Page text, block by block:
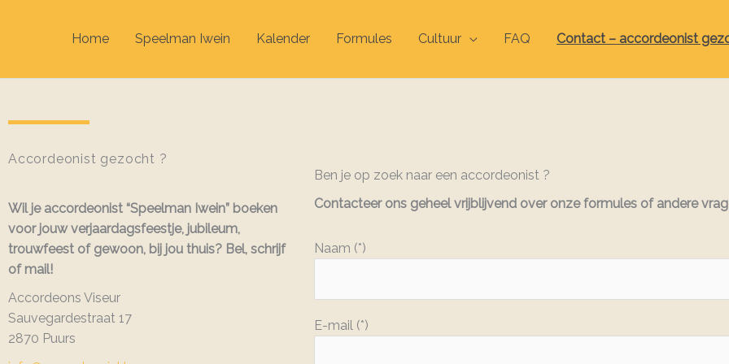
Home Speelman Iwein Kalender Formules Cultuur FAQ Contact – accordeonist
Accordeonist gezocht ?
Wil je accordeonist “Speelman Iwein” boeken
voor jouw verjaardagsfeestje, jubileum,
trouwfeest of gewoon, bij jou thuis? Bel, schrijf
of mail!
Accordeons Viseur
Sauvegardestraat 17
2870 Puurs
Ben je op zoek naar een accordeonist ?
Contacteer ons geheel vrijblijvend over onze formules of andere
Naam (*)
E-mail (*)